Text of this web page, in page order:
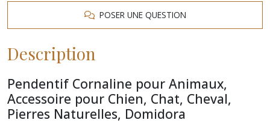
POSER UNE QUESTION
Description
Pendentif Cornaline pour Animaux,
Accessoire pour Chien, Chat, Cheval,
Pierres Naturelles, Domidora